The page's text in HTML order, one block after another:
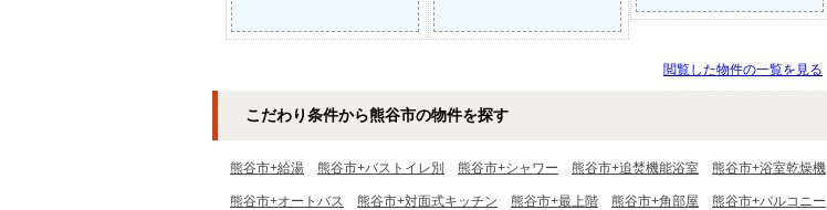
閲覧した物件の一覧を見る
こだわり条件から熊谷市の物件を探す
熊谷市+給湯 熊谷市+バストイレ別 熊谷市+シャワー 熊谷市+追焚機能浴室 熊谷市+浴室乾燥機
熊谷市+オートバス 熊谷市+対面式キッチン 熊谷市+最上階 熊谷市+角部屋 熊谷市+バルコニー